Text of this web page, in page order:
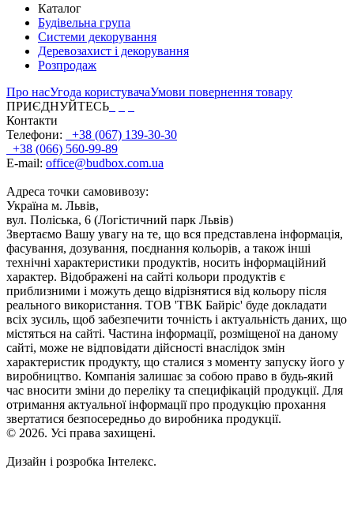
Каталог
Будівельна група
Системи декорування
Деревозахист і декорування
Розпродаж
Про насУгода користувачаУмови повернення товару
ПРИЄДНУЙТЕСЬ
Контакти
Телефони:
+38 (067) 139-30-30
+38 (066) 560-99-89
E-mail: office@budbox.com.ua
Адреса точки самовивозу:
Україна м. Львів,
вул. Поліська, 6 (Логістичний парк Львів)
Звертаємо Вашу увагу на те, що вся представлена інформація,
фасування, дозування, поєднання кольорів, а також інші
технічні характеристики продуктів, носить інформаційний
характер. Відображені на сайті кольори продуктів є
приблизними і можуть дещо відрізнятися від кольору після
реального використання. ТОВ 'ТВК Байріс' буде докладати
всіх зусиль, щоб забезпечити точність і актуальність даних, що
містяться на сайті. Частина інформації, розміщеної на даному
сайті, може не відповідати дійсності внаслідок змін
характеристик продукту, що сталися з моменту запуску його у
виробництво. Компанія залишає за собою право в будь-який
час вносити зміни до переліку та специфікацій продукції. Для
отримання актуальної інформації про продукцію прохання
звертатися безпосередньо до виробника продукції.
© 2026. Усі права захищені.
Дизайн і розробка Інтелекс.